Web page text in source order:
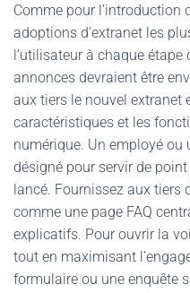
Comme pour l’introduction
adoptions d’extranet les
l’utilisateur à chaque étape
annonces devraient être
aux tiers le nouvel extranet
caractéristiques et les
numérique. Un employé ou
désigné pour servir de
lancé. Fournissez aux tiers
comme une page FAQ
explicatifs. Pour ouvrir la
tout en maximisant
formulaire ou une enquête